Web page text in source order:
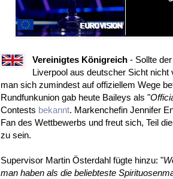
Vereinigtes Königreich - Sollte
Liverpool aus deutscher Sicht
man sich zumindest auf offiziellem Wege
Rundfunkunion gab heute Baileys als "
Contests bekannt. Markenchefin Jennifer
Fan des Wettbewerbs und freut sich, Teil
zu sein.
Supervisor Martin Österdahl fügte hinzu: "
man haben als die beliebteste